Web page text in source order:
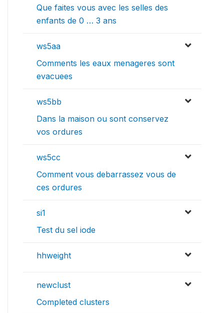
Que faites vous avec les selles des
enfants de 0 … 3 ans
ws5aa
Comments les eaux menageres sont
evacuees
ws5bb
Dans la maison ou sont conservez
vos ordures
ws5cc
Comment vous debarrassez vous de
ces ordures
si1
Test du sel iode
hhweight
newclust
Completed clusters